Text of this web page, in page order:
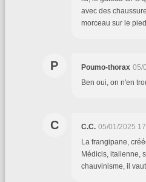
avec des
morceau sur le
P Poumo-thorax 05/
Ben oui, on n'en
C C.C. 05/01/2025
La frangipane,
Médicis, italienne,
chauvinisme, il